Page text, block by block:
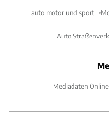
auto motor und sport
Auto
Mediadaten Online